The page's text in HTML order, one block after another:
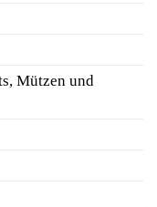
Mützen und